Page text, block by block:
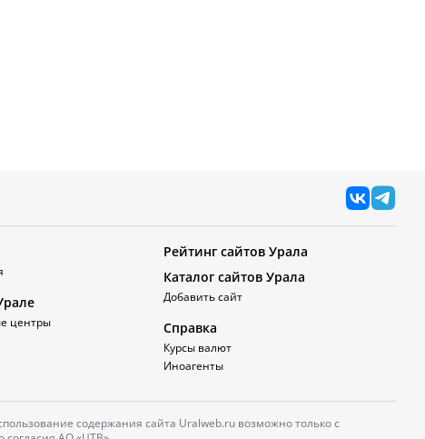
центры
Рейтинг сайтов Урала
Каталог сайтов Урала
Добавить сайт
Справка
Курсы валют
Иноагенты
содержания сайта Uralweb.ru возможно только с